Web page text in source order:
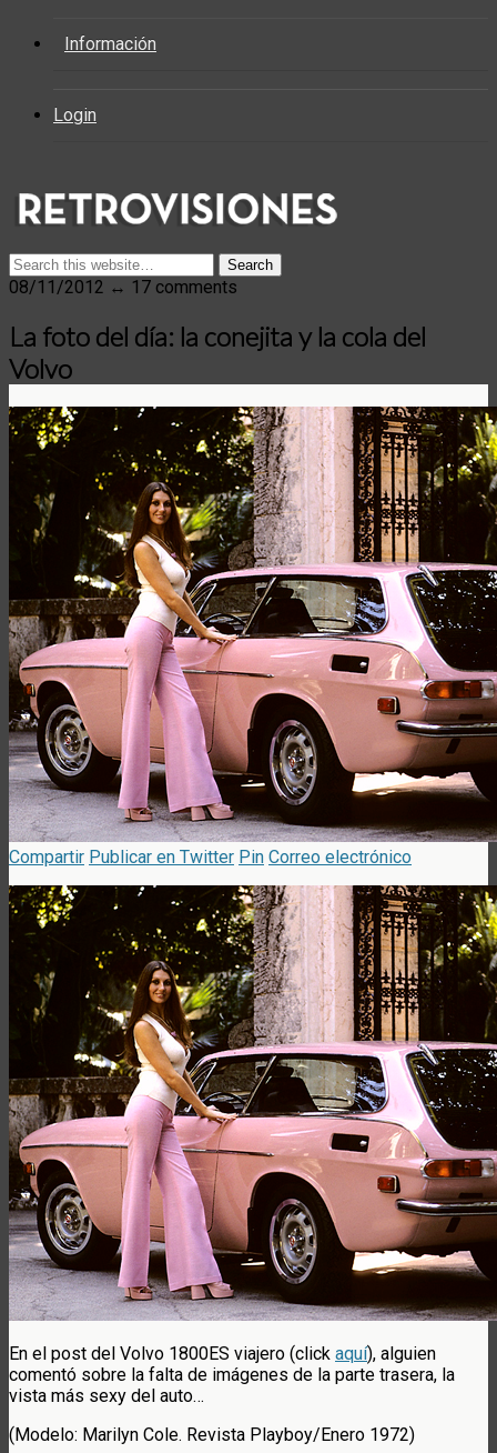
Información
Login
08/11/2012 ↔ 17 comments
La foto del día: la conejita y la cola del
Volvo
Compartir Publicar en Twitter Pin Correo electrónico
En el post del Volvo 1800ES viajero (click aquí), alguien
comentó sobre la falta de imágenes de la parte trasera, la
vista más sexy del auto…
(Modelo: Marilyn Cole. Revista Playboy/Enero 1972)